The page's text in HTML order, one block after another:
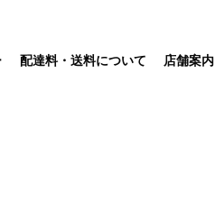
配達料・送料について 店舗案内